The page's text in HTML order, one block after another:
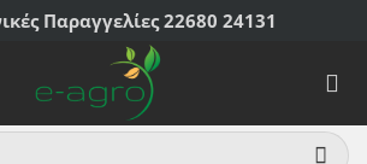
Παραγγελίες 22680 24131